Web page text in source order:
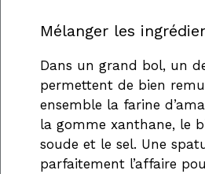
Mélanger les
Dans un grand bol, un
permettent de bien
ensemble la farine
la gomme xanthane, le
soude et le sel. Une
parfaitement l’affaire